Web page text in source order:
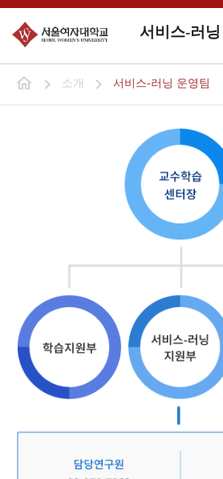
서비스-러닝
소개 서비스-러닝 운영팀